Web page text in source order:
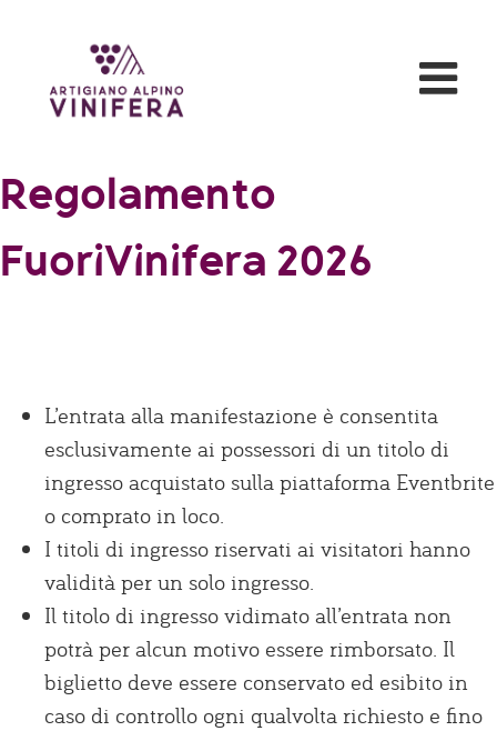
contenuto
Regolamento
FuoriVinifera 2026
L’entrata alla manifestazione è consentita
esclusivamente ai possessori di un titolo di
ingresso acquistato sulla piattaforma Eventbrite
o comprato in loco.
I titoli di ingresso riservati ai visitatori hanno
validità per un solo ingresso.
Il titolo di ingresso vidimato all’entrata non
potrà per alcun motivo essere rimborsato. Il
biglietto deve essere conservato ed esibito in
caso di controllo ogni qualvolta richiesto e fino